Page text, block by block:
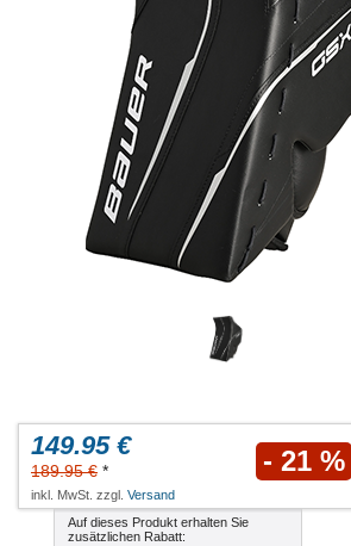
149.95 €
189.95 € * - 21 %
inkl. MwSt. zzgl. Versand
Auf dieses Produkt erhalten Sie
zusätzlichen Rabatt: